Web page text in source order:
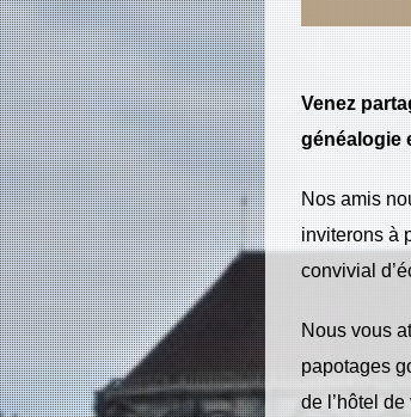
Venez
généalogie
Nos amis
inviterons à
convivial
Nous vous
papotages
de l’hôtel